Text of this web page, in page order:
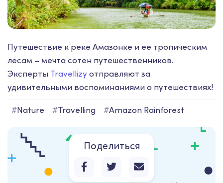
Путешествие к реке Амазонке и ее тропическим
лесам – мечта сотен путешественников.
Эксперты Travellizy отправляют за
удивительными воспоминаниями о путешествиях!
#Nature #Travelling #Amazon Rainforest
Поделиться